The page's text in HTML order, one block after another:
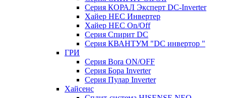
Серия КОРАЛ Эксперт DC-Inverter
Хайер HEC Инвертер
Хайер HEC On/Off
Серия Спирит DC
Серия КВАНТУМ "DC инвертор "
ГРИ
Серия Bora ON/OFF
Серия Бора Inverter
Серия Пулар Inverter
Хайсенс